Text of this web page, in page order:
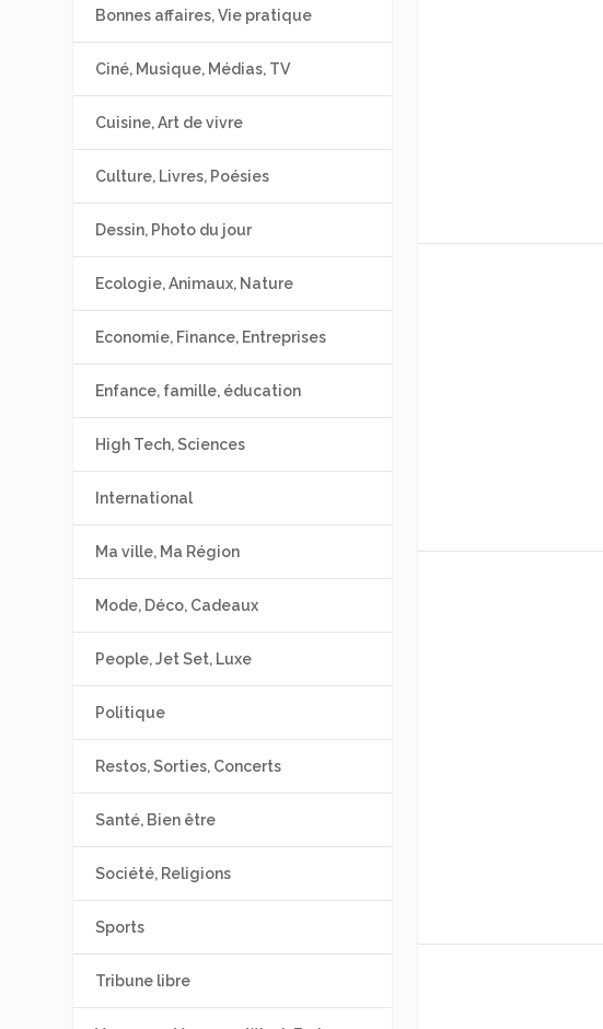
Bonnes affaires, Vie pratique
Ciné, Musique, Médias, TV
Cuisine, Art de vivre
Culture, Livres, Poésies
Dessin, Photo du jour
Ecologie, Animaux, Nature
Economie, Finance, Entreprises
Enfance, famille, éducation
High Tech, Sciences
International
Ma ville, Ma Région
Mode, Déco, Cadeaux
People, Jet Set, Luxe
Politique
Restos, Sorties, Concerts
Santé, Bien être
Société, Religions
Sports
Tribune libre